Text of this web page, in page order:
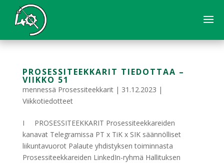
PROSESSITEEKKARIT TIEDOTTAA –
VIIKKO 51
mennessä Prosessiteekkarit| 31.12.2023 |
Viikkotiedotteet
I PROSESSITEEKKARIT Prosessiteekkareiden
kanavat Telegramissa PT x TiK x SIK säännölliset
liikuntavuorot Palaute yhdistyksen toiminnasta
Prosessiteekkareiden LinkedIn-ryhmä Hallituksen